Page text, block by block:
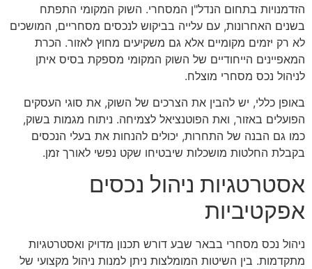
הזדמנויות בתחום הנדל"ן המסחרי. השוק המקומי התפתח
בשנים האחרונות, עם עלייה בביקוש לנכסים מסחריים, המושכים
לא רק יזמים מקומיים אלא גם משקיעים מחוץ לאזור. הכרת
המאפיינים הייחודיים של השוק המקומי מספקת בסיס איתן
לניהול נכס מסחרי מוצלח.
באופן כללי, יש להבין את הצרכים של השוק, את סוגי העסקים
הפועלים באזור, ואת הפוטנציאל לצמיחה. ניתוח מגמות בשוק,
כמו גם הבנה של התחרות, יכולים להנחות את בעלי הנכסים
בקבלת החלטות מושכלות שיבטיחו שקט נפשי לאורך זמן.
אסטרטגיות ניהול נכסים
אפקטיביות
ניהול נכס מסחרי בבאר שבע דורש תכנון מדויק ואסטרטגיות
מתקדמות. בין השיטות המומלצות ניתן למנות ניהול מקצועי של